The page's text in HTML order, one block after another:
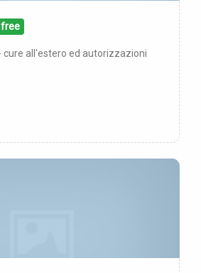
free
cure all'estero ed autorizzazioni